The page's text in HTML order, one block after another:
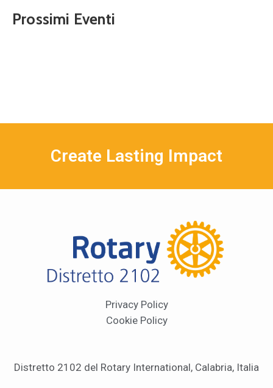
Prossimi Eventi
Create Lasting Impact
Privacy Policy
Cookie Policy
Distretto 2102 del Rotary International, Calabria, Italia